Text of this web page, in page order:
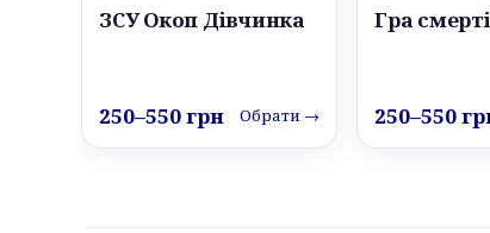
ЗСУ Окоп Дівчинка
250–550 грн Обрати →
Гра
250–550